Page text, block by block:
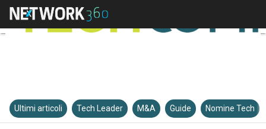
Ultimi articoli Tech Leader M&A Guide Nomine Tech